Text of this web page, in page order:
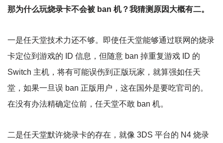
那为什么玩烧录卡不会被 ban 机？我猜测原因大概有二。
一是任天堂技术力还不够。即使任天堂能够通过联网的烧录
卡定位到游戏的 ID 信息，但随意 ban 掉重复游戏 ID 的
Switch 主机，将有可能误伤到正版玩家，就算强如任天
堂，如果一旦误 ban 正版用户，这在国外是要吃官司的。
在没有办法精确定位前，任天堂不敢 ban 机。
二是任天堂默许烧录卡的存在，就像 3DS 平台的 N4 烧录